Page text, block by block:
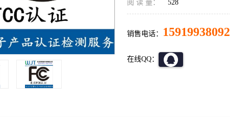
阅 读 量： 528
销售电话： 15919938092
在线QQ：